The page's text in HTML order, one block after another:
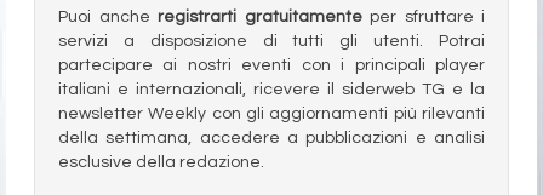
Puoi anche registrarti gratuitamenteper sfruttare i
servizi a disposizione di tutti gli utenti. Potrai
partecipare ai nostri eventi con i principali player
italiani e internazionali, ricevere il siderweb TG e la
newsletter Weekly con gli aggiornamenti più rilevanti
della settimana, accedere a pubblicazioni e analisi
esclusive della redazione.